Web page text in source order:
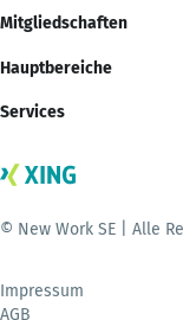
Mitgliedschaften
Hauptbereiche
Services
© New Work SE | Alle
Impressum
AGB